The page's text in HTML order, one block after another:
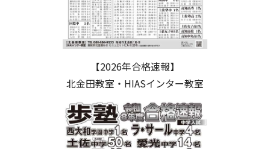
【2026年合格速報】
北金田教室・HIASインター教室